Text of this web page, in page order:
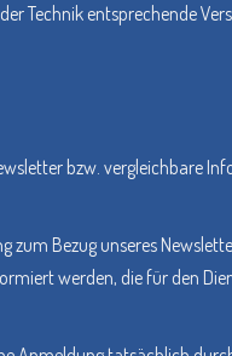
Technik entsprechende
bzw. vergleichbare
Bezug unseres
werden, die für den